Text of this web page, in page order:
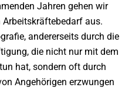
Jahren gehen wir
aus.
andererseits durch die
die nicht nur mit dem
hat, sondern oft durch
Angehörigen erzwungen